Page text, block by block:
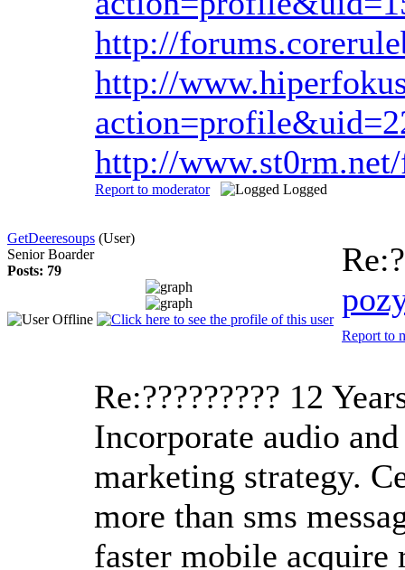
http://
http://
http://
Report to moderator Logged
GetDeeresoups (User)
Senior Boarder
Posts: 79
Report to
Re:????????? 12
Incorporate audio
marketing strategy.
more than sms
faster mobile acquire